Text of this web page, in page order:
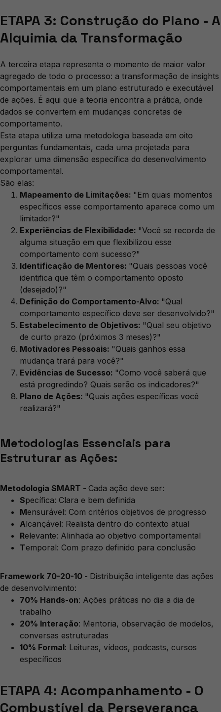
ETAPA 3: Construção do Plano - A
Alquimia da Transformação
A terceira etapa representa o momento de maior valor
agregado de todo o processo: a transformação de insights
comportamentais em um plano estruturado e executável
de ações. É aqui que a teoria encontra a prática, onde
dados se convertem em mudanças concretas de
comportamento.
Esta etapa utiliza uma metodologia baseada em oito
perguntas fundamentais, cada uma projetada para
explorar uma dimensão específica do desenvolvimento
comportamental.
São elas:
Mapeamento de Limitações: "Em quais momentos
específicos esse comportamento aparece como um
limitador?"
Experiências de Flexibilidade: "Você se recorda de
alguma situação em que flexibilizou esse
comportamento com sucesso?"
Identificação de Mentores: "Quais pessoas você
identifica que têm o comportamento oposto
(desejado)?"
Definição do Comportamento-Alvo: "Qual
comportamento específico deve ser desenvolvido?"
Estabelecimento de Objetivos: "Qual seu objetivo
de curto prazo (próximos 3 meses)?"
Motivadores Pessoais: "Quais ganhos essa
mudança trará para você?"
Evidências de Sucesso: "Como você saberá que
está progredindo? Quais serão os indicadores?"
Plano de Ações: "Quais ações específicas você
realizará?"
Metodologias Essenciais para
Estruturar as Ações:
Metodologia SMART - Cada ação deve ser:
Specífica: Clara e bem definida
Mensurável: Com critérios objetivos de progresso
Alcançável: Realista dentro do contexto atual
Relevante: Alinhada ao objetivo comportamental
Temporal: Com prazo definido para conclusão
Framework 70-20-10 - Distribuição inteligente das ações
de desenvolvimento:
70% Hands-on: Ações práticas no dia a dia de
trabalho
20% Interação: Mentoria, observação de modelos,
conversas estruturadas
10% Formal: Leituras, vídeos, podcasts, cursos
específicos
ETAPA 4: Acompanhamento - O
Combustível da Perseverança